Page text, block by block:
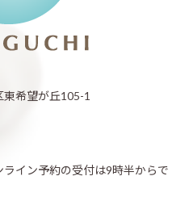
希望が丘105-1
イン予約の受付は9時半からで